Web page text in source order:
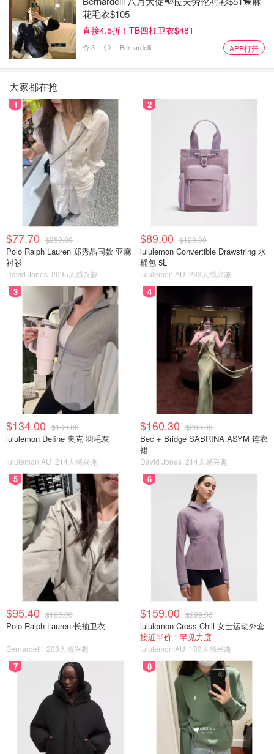
花毛衣$105
直接4.5折！TB四杠卫衣$481
3 Bernardelli APP打开
大家都在抢
1
$77.70 $259.00
Polo Ralph Lauren 郑秀晶同款 亚麻
衬衫
David Jones 2095人感兴趣
2
$89.00 $129.00
lululemon Convertible Drawstring 水
桶包 5L
lululemon AU 233人感兴趣
3
$134.00 $169.00
lululemon Define 夹克 羽毛灰
lululemon AU 214人感兴趣
4
$160.30 $380.00
Bec + Bridge SABRINA ASYM 连衣
裙
David Jones 214人感兴趣
5
$95.40 $193.00
Polo Ralph Lauren 长袖卫衣
Bernardelli 203人感兴趣
6
$159.00 $299.00
lululemon Cross Chill 女士运动外套
接近半价！罕见力度
lululemon AU 189人感兴趣
7 8